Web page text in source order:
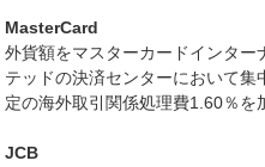
MasterCard
外貨額をマスターカードインター
テッドの決済センターにおいて
定の海外取引関係処理費1.60％を
JCB